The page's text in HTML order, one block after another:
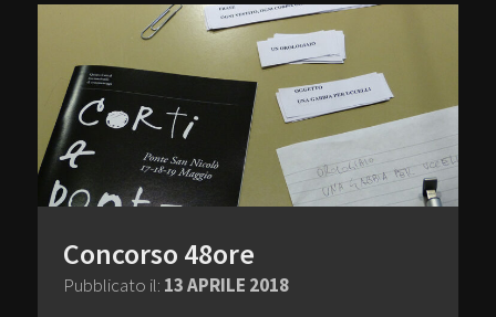
Concorso 48ore
Pubblicato il: 13 APRILE 2018